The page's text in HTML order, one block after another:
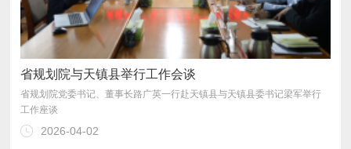
省规划院与天镇县举行工作会谈
工作座谈
2026-04-02